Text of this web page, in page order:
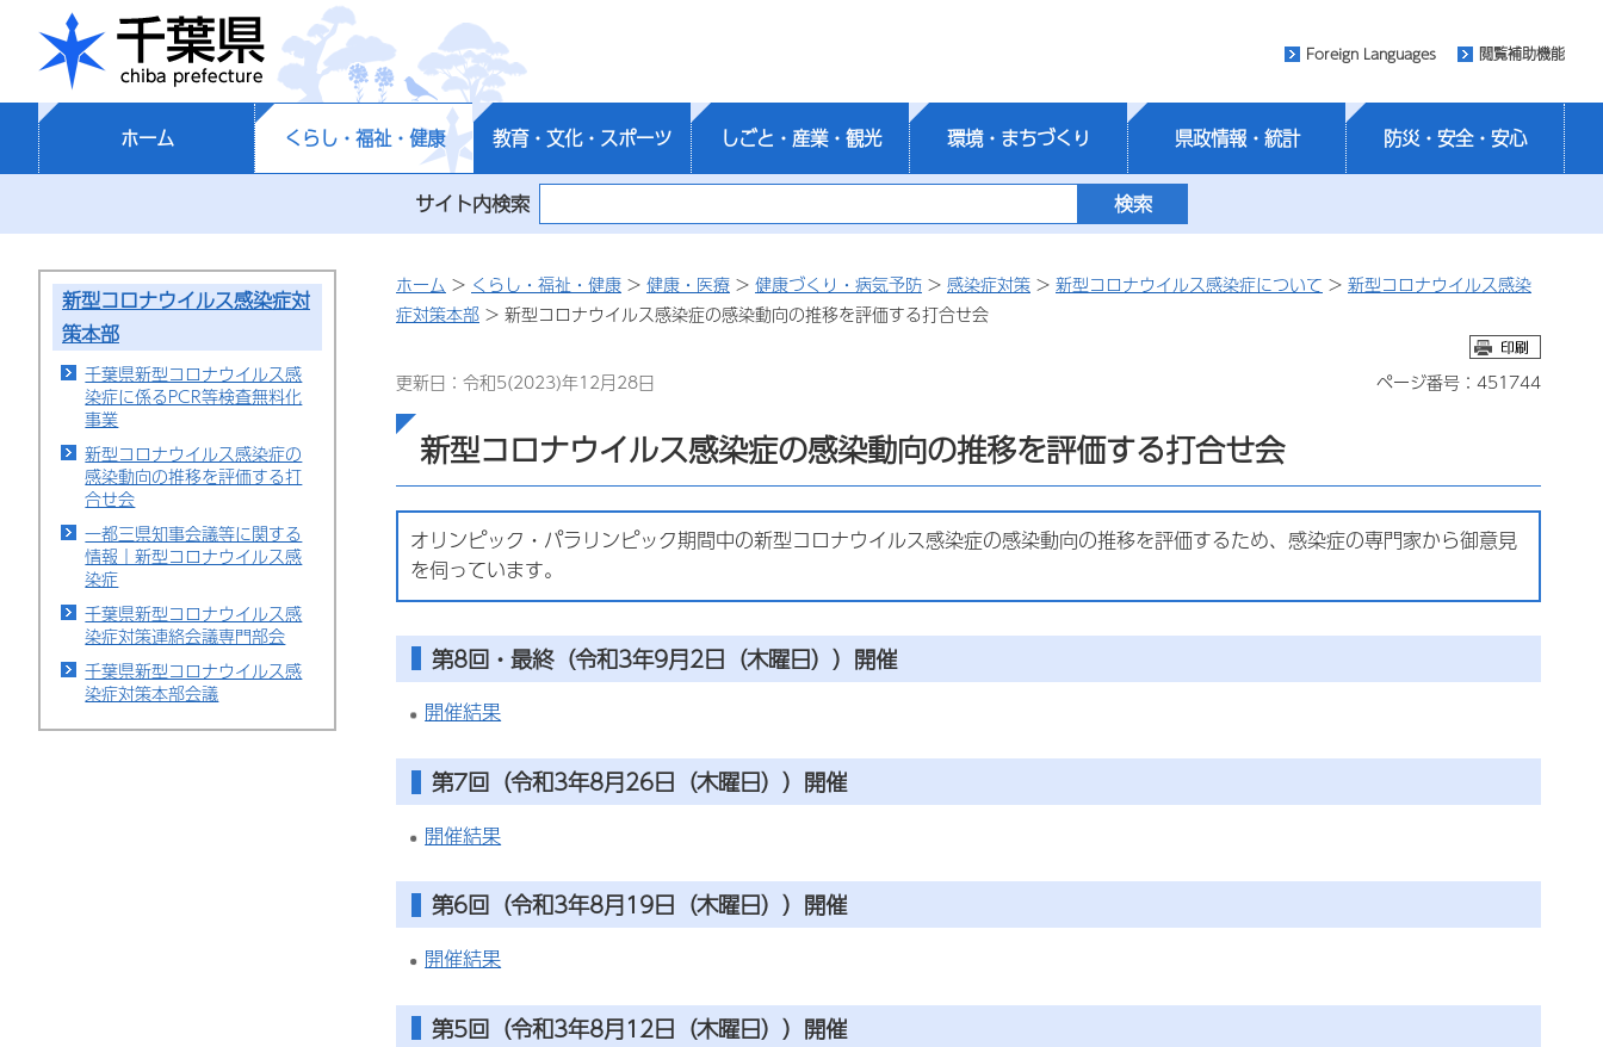
千葉県
Foreign Languages 閲覧補助機能
ホーム くらし・福祉・健康 教育・文化・スポーツ しごと・産業・観光 環境・まちづくり 県政情報・統計 防災・安全・安心
サイト内検索
新型コロナウイルス感染症対
策本部
千葉県新型コロナウイルス感
染症に係るPCR等検査無料化
事業
新型コロナウイルス感染症の
感染動向の推移を評価する打
合せ会
一都三県知事会議等に関する
情報｜新型コロナウイルス感
染症
千葉県新型コロナウイルス感
染症対策連絡会議専門部会
千葉県新型コロナウイルス感
染症対策本部会議
ホーム > くらし・福祉・健康 > 健康・医療 > 健康づくり・病気予防 > 感染症対策 > 新型コロナウイルス感染症について > 新型コロナウイルス感染
症対策本部 > 新型コロナウイルス感染症の感染動向の推移を評価する打合せ会
更新日：令和5(2023)年12月28日 ページ番号：451744
新型コロナウイルス感染症の感染動向の推移を評価する打合せ会
オリンピック・パラリンピック期間中の新型コロナウイルス感染症の感染動向の推移を評価するため、感染症の専門家から御意見
を伺っています。
第8回・最終（令和3年9月2日（木曜日））開催
開催結果
第7回（令和3年8月26日（木曜日））開催
開催結果
第6回（令和3年8月19日（木曜日））開催
開催結果
第5回（令和3年8月12日（木曜日））開催